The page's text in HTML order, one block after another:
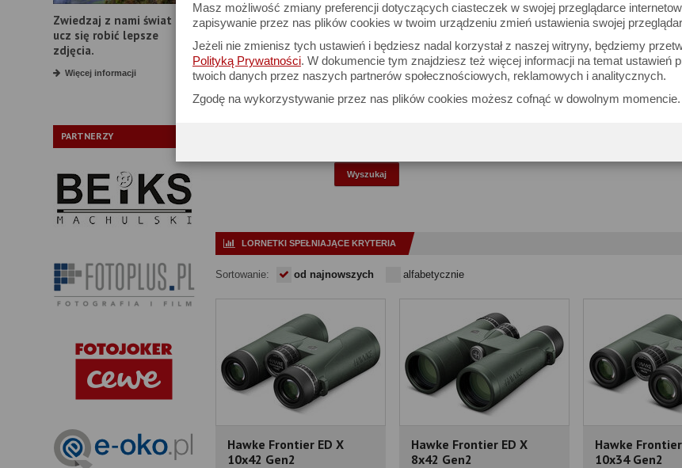
Masz możliwość zmiany preferencji dotyczących ciasteczek w swojej przeglądarce
zapisywanie przez nas plików cookies w twoim urządzeniu zmień ustawienia swojej
Jeżeli nie zmienisz tych ustawień i będziesz nadal korzystał z naszej witryny, będziemy
Polityką Prywatności. W dokumencie tym znajdziesz też więcej informacji na temat ustawień
twoich danych przez naszych partnerów społecznościowych, reklamowych i analitycznych.
Zgodę na wykorzystywanie przez nas plików cookies możesz cofnąć w dowolnym momencie.
Zwiedzaj z nami świat i
ucz się robić lepsze
zdjęcia.
Więcej informacji
PARTNERZY
Możesz też
własne porównanie
Porównaj
Producent:
Model:
Średnica obiektywu:
LORNETKI SPEŁNIAJĄCE KRYTERIA
Sortowanie: od najnowszych alfabetycznie
Hawke Frontier ED X
10x42 Gen2
Hawke Frontier ED X
8x42 Gen2
Hawke
10x34 Gen2